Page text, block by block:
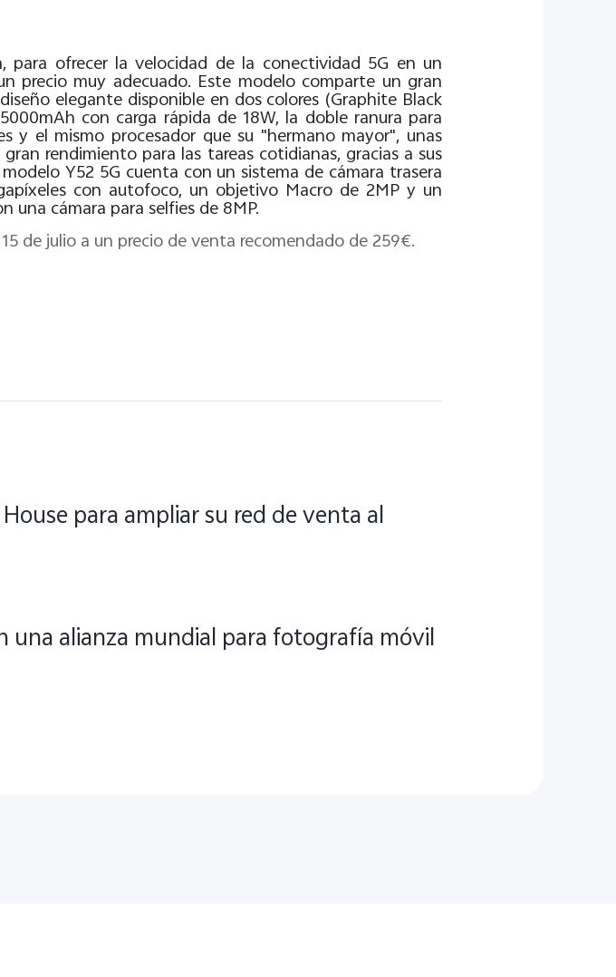
para ofrecer la velocidad de la conectividad 5G en un
precio muy adecuado. Este modelo comparte un gran
elegante disponible en dos colores (Graphite Black
con carga rápida de 18W, la doble ranura para
y el mismo procesador que su "hermano mayor", unas
rendimiento para las tareas cotidianas, gracias a sus
Y52 5G cuenta con un sistema de cámara trasera
con autofoco, un objetivo Macro de 2MP y un
una cámara para selfies de 8MP.
de julio a un precio de venta recomendado de 259€.
para ampliar su red de venta al
una alianza mundial para fotografía móvil